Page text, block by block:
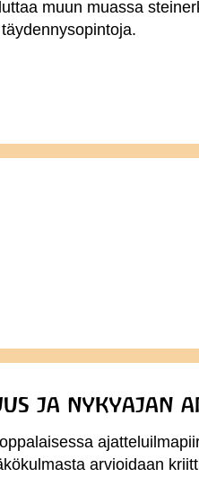
muun muassa
ja nykyajan
arvioidaan